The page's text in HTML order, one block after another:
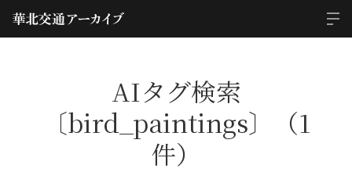
AIタグ検索
〔bird_paintings〕（1
件）